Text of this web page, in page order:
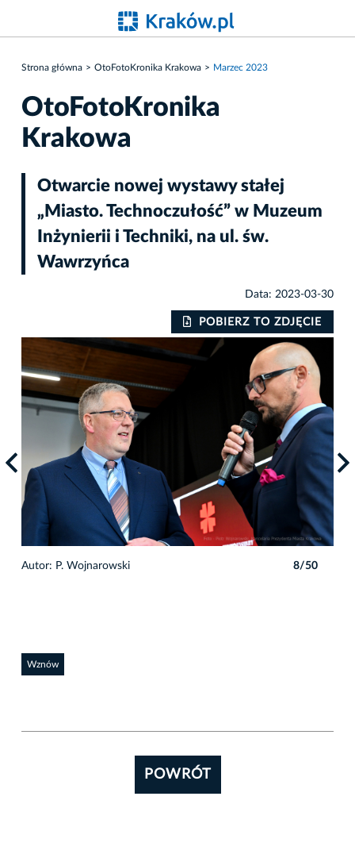
Strona główna OtoFotoKronika Krakowa Marzec 2023
OtoFotoKronika
Krakowa
Otwarcie nowej wystawy stałej
„Miasto. Technoczułość” w Muzeum
Inżynierii i Techniki, na ul. św.
Wawrzyńca
Data: 2023-03-30
POBIERZ TO ZDJĘCIE
Autor: P. Wojnarowski 8/50
Wznów
POWRÓT